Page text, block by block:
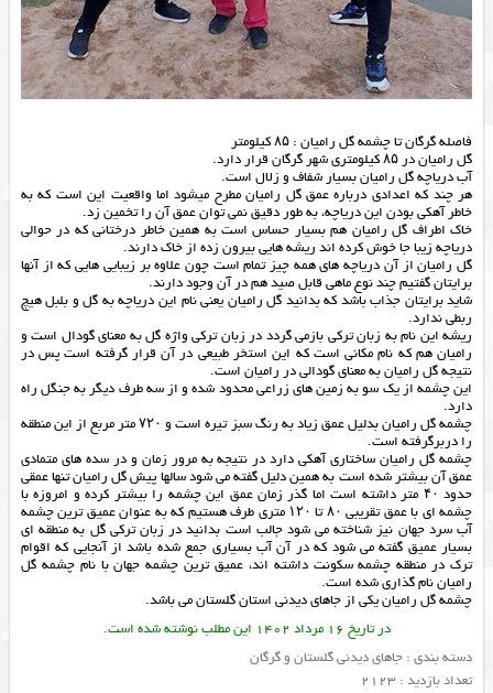
فاصله گرگان تا چشمه گل رامیان : ۸۵ کیلومتر
گل رامیان در ۸۵ کیلومتری شهر گرگان قرار دارد.
آب دریاچه گل رامیان بسیار شفاف و زلال است.
هر چند که اعدادی درباره عمق گل رامیان مطرح میشود اما واقعیت این است که به
خاطر آهکی بودن این دریاچه، به طور دقیق نمی توان عمق آن را تخمین زد.
خاک اطراف گل رامیان هم بسیار حساس است به همین خاطر درختانی که در حوالی
دریاچه زیبا جا خوش کرده اند ریشه هایی بیرون زده از خاک دارند.
گل رامیان از آن دریاچه های همه چیز تمام است چون علاوه بر زیبایی هایی که از آنها
برایتان گفتیم چند نوع ماهی قابل صید هم در آن وجود دارند.
شاید برایتان جذاب باشد که بدانید گل رامیان یعنی نام این دریاچه به گل و بلبل هیچ
ربطی ندارد.
ریشه این نام به زبان ترکی بازمی گردد در زبان ترکی واژه گل به معنای گودال است و
رامیان هم که نام مکانی است که این استخر طبیعی در آن قرار گرفته است پس در
نتیجه گل رامیان به معنای گودالی در رامیان است.
این چشمه از یک سو به زمین های زراعی محدود شده و از سه طرف دیگر به جنگل راه
دارد.
چشمه گل رامیان بدلیل عمق زیاد به رنگ سبز تیره است و ۷۲۰ متر مربع از این منطقه
را دربرگرفته است.
چشمه گل رامیان ساختاری آهکی دارد در نتیجه به مرور زمان و در سده های متمادی
عمق آن بیشتر شده است به همین دلیل گفته می شود سالها پیش گل رامیان تنها عمقی
حدود ۴۰ متر داشته است اما گذر زمان عمق این چشمه را بیشتر کرده و امروزه با
چشمه ای با عمق تقریبی ۸۰ تا ۱۲۰ متری طرف هستیم که به عنوان عمیق ترین چشمه
آب سرد جهان نیز شناخته می شود جالب است بدانید در زبان ترکی گل به منطقه ای
بسیار عمیق گفته می شود که در آن آب بسیاری جمع شده باشد از آنجایی که اقوام
ترک در منطقه چشمه سکونت داشته اند، عمیق ترین چشمه جهان با نام چشمه گل
رامیان نام گذاری شده است.
چشمه گل رامیان یکی از جاهای دیدنی استان گلستانمی باشد.
در تاریخ 16 مرداد 1402 این مطلب نوشته شده است.
دسته بندی : جاهای دیدنی گلستان و گرگان
تعداد بازدید : 2123